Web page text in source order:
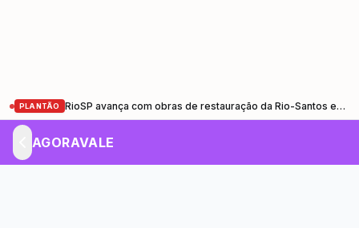
PLANTÃO RioSP avança com obras de restauração da Rio-Santos entre Santa Cruz (RJ) e Ubatuba (SP)
AGORAVALE